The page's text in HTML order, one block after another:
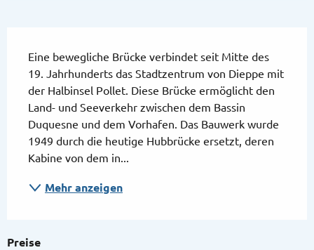
Eine bewegliche Brücke verbindet seit Mitte des
19. Jahrhunderts das Stadtzentrum von Dieppe mit
der Halbinsel Pollet. Diese Brücke ermöglicht den
Land- und Seeverkehr zwischen dem Bassin
Duquesne und dem Vorhafen. Das Bauwerk wurde
1949 durch die heutige Hubbrücke ersetzt, deren
Kabine von dem in...
Mehr anzeigen
Preise